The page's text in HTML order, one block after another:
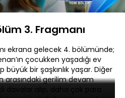
360P
Oynatma
Hızı
3. Fragmanı
ekrana gelecek 4. bölümünde;
çocukken yaşadığı ev
bir şaşkınlık yaşar. Diğer
arasındaki gerilim devam
davalar alıp, daha çok para